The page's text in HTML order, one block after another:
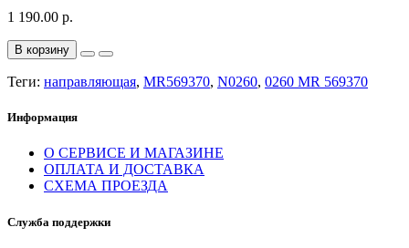
1 190.00 р.
В корзину
Теги: направляющая, MR569370, N0260, 0260 MR 569370
Информация
О СЕРВИСЕ И МАГАЗИНЕ
ОПЛАТА И ДОСТАВКА
СХЕМА ПРОЕЗДА
Служба поддержки